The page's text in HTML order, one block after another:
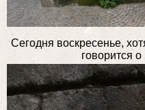
Сегодня воскресенье,
говорится